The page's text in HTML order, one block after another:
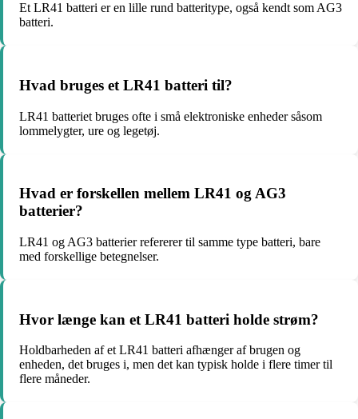
Et LR41 batteri er en lille rund batteritype, også kendt som AG3
batteri.
Hvad bruges et LR41 batteri til?
LR41 batteriet bruges ofte i små elektroniske enheder såsom
lommelygter, ure og legetøj.
Hvad er forskellen mellem LR41 og AG3
batterier?
LR41 og AG3 batterier refererer til samme type batteri, bare
med forskellige betegnelser.
Hvor længe kan et LR41 batteri holde strøm?
Holdbarheden af et LR41 batteri afhænger af brugen og
enheden, det bruges i, men det kan typisk holde i flere timer til
flere måneder.